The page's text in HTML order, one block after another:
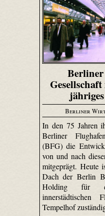
Berliner
In den 75 Jahren
Berliner
(BFG) die
von und nach
mitgeprägt. Heute
Dach der Berlin
Holding für
innerstädtischen
Tempelhof